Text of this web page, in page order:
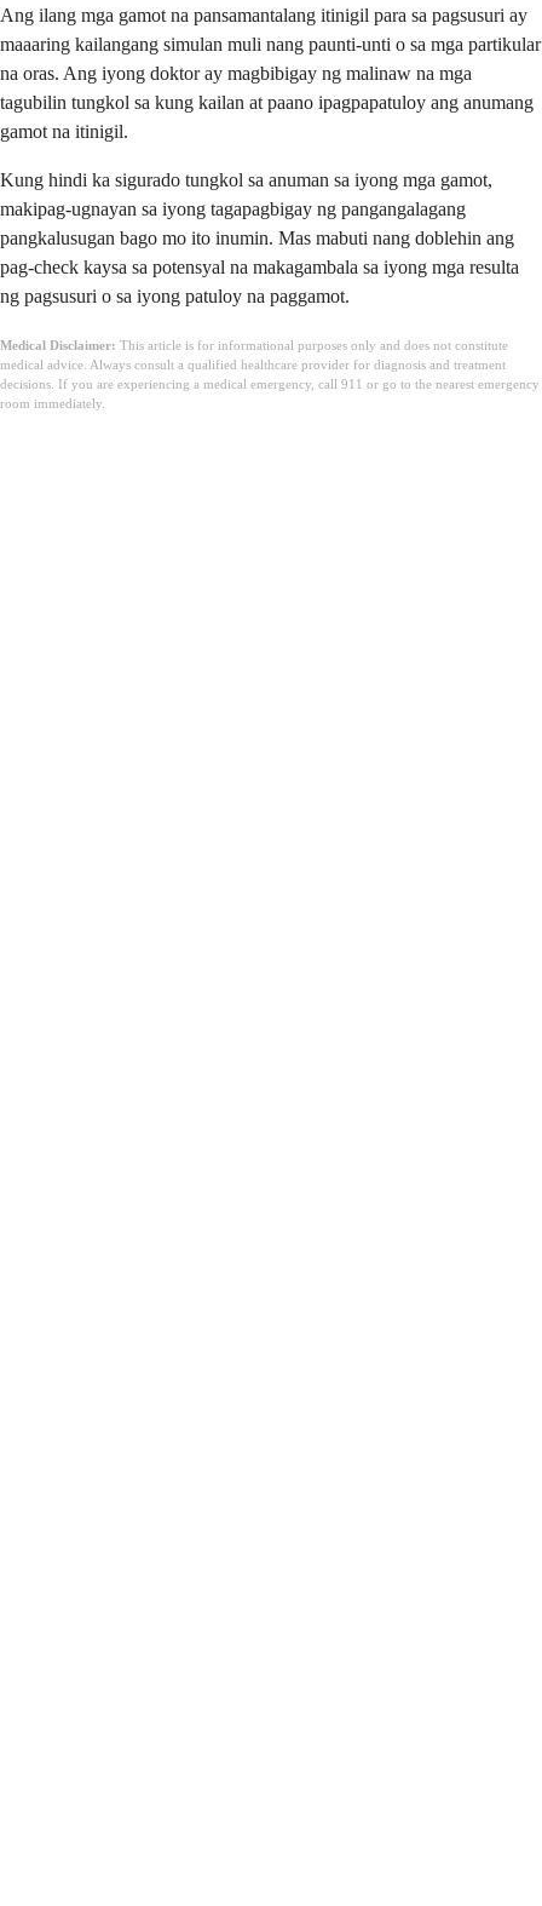
Ang ilang mga gamot na pansamantalang itinigil para sa pagsusuri ay
maaaring kailangang simulan muli nang paunti-unti o sa mga partikular
na oras. Ang iyong doktor ay magbibigay ng malinaw na mga
tagubilin tungkol sa kung kailan at paano ipagpapatuloy ang anumang
gamot na itinigil.
Kung hindi ka sigurado tungkol sa anuman sa iyong mga gamot,
makipag-ugnayan sa iyong tagapagbigay ng pangangalagang
pangkalusugan bago mo ito inumin. Mas mabuti nang doblehin ang
pag-check kaysa sa potensyal na makagambala sa iyong mga resulta
ng pagsusuri o sa iyong patuloy na paggamot.
Medical Disclaimer: This article is for informational purposes only and does not constitute
medical advice. Always consult a qualified healthcare provider for diagnosis and treatment
decisions. If you are experiencing a medical emergency, call 911 or go to the nearest emergency
room immediately.